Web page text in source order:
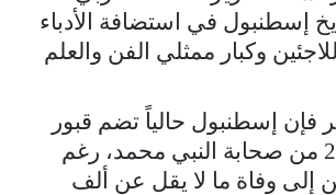
إسطنبول في استضافة الأدباء
وكبار ممثلي الفن والعلم
فإن إسطنبول حالياً تضم قبور
ما لا يقل عن 29 من صحابة النبي محمد، رغم
إلى وفاة ما لا يقل عن ألف